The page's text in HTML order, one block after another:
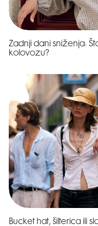
Zadnji dani sniženja:
kolovozu?
Bucket hat, šilterica ili